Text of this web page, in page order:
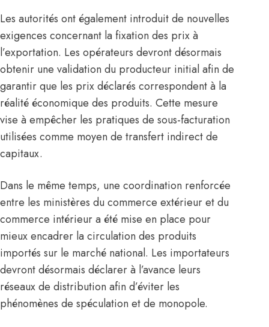
Les autorités ont également introduit de nouvelles
exigences concernant la fixation des prix à
l’exportation. Les opérateurs devront désormais
obtenir une validation du producteur initial afin de
garantir que les prix déclarés correspondent à la
réalité économique des produits. Cette mesure
vise à empêcher les pratiques de sous-facturation
utilisées comme moyen de transfert indirect de
capitaux.
Dans le même temps, une coordination renforcée
entre les ministères du commerce extérieur et du
commerce intérieur a été mise en place pour
mieux encadrer la circulation des produits
importés sur le marché national. Les importateurs
devront désormais déclarer à l’avance leurs
réseaux de distribution afin d’éviter les
phénomènes de spéculation et de monopole.